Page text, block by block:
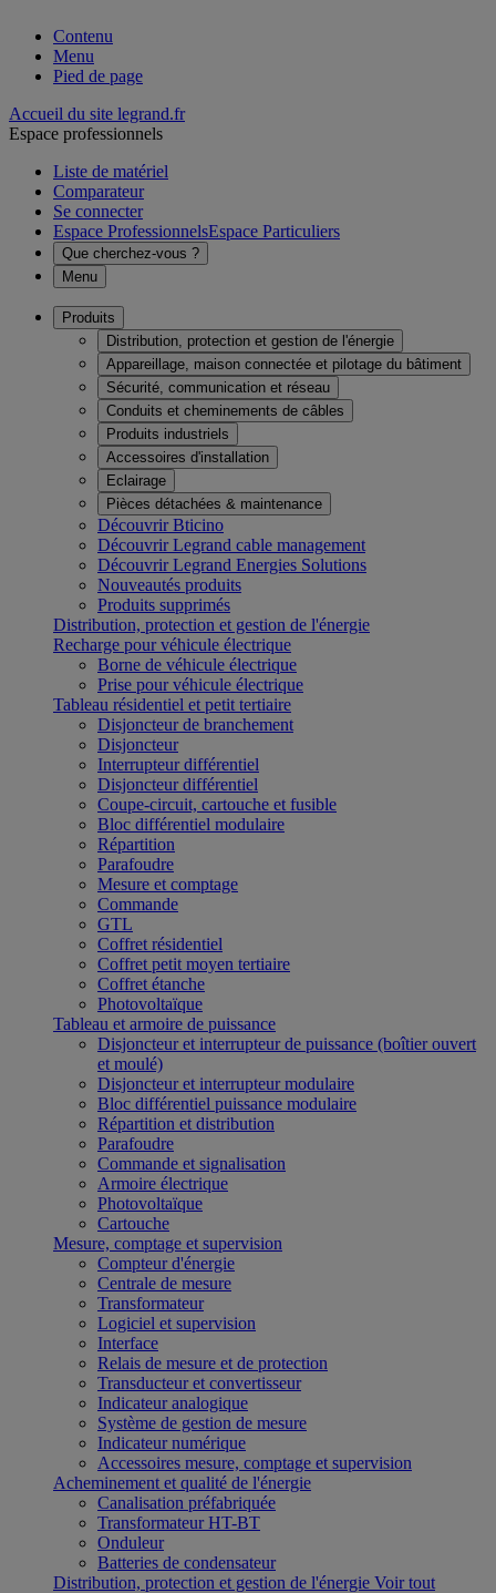
Contenu
Menu
Pied de page
Accueil du site legrand.fr
Espace professionnels
Liste de matériel
Comparateur
Se connecter
Espace ProfessionnelsEspace Particuliers
Que cherchez-vous ?
Menu
Produits
Distribution, protection et gestion de l'énergie
Appareillage, maison connectée et pilotage du bâtiment
Sécurité, communication et réseau
Conduits et cheminements de câbles
Produits industriels
Accessoires d'installation
Eclairage
Pièces détachées & maintenance
Découvrir Bticino
Découvrir Legrand cable management
Découvrir Legrand Energies Solutions
Nouveautés produits
Produits supprimés
Distribution, protection et gestion de l'énergie
Recharge pour véhicule électrique
Borne de véhicule électrique
Prise pour véhicule électrique
Tableau résidentiel et petit tertiaire
Disjoncteur de branchement
Disjoncteur
Interrupteur différentiel
Disjoncteur différentiel
Coupe-circuit, cartouche et fusible
Bloc différentiel modulaire
Répartition
Parafoudre
Mesure et comptage
Commande
GTL
Coffret résidentiel
Coffret petit moyen tertiaire
Coffret étanche
Photovoltaïque
Tableau et armoire de puissance
Disjoncteur et interrupteur de puissance (boîtier ouvert
et moulé)
Disjoncteur et interrupteur modulaire
Bloc différentiel puissance modulaire
Répartition et distribution
Parafoudre
Commande et signalisation
Armoire électrique
Photovoltaïque
Cartouche
Mesure, comptage et supervision
Compteur d'énergie
Centrale de mesure
Transformateur
Logiciel et supervision
Interface
Relais de mesure et de protection
Transducteur et convertisseur
Indicateur analogique
Système de gestion de mesure
Indicateur numérique
Accessoires mesure, comptage et supervision
Acheminement et qualité de l'énergie
Canalisation préfabriquée
Transformateur HT-BT
Onduleur
Batteries de condensateur
Distribution, protection et gestion de l'énergie Voir tout